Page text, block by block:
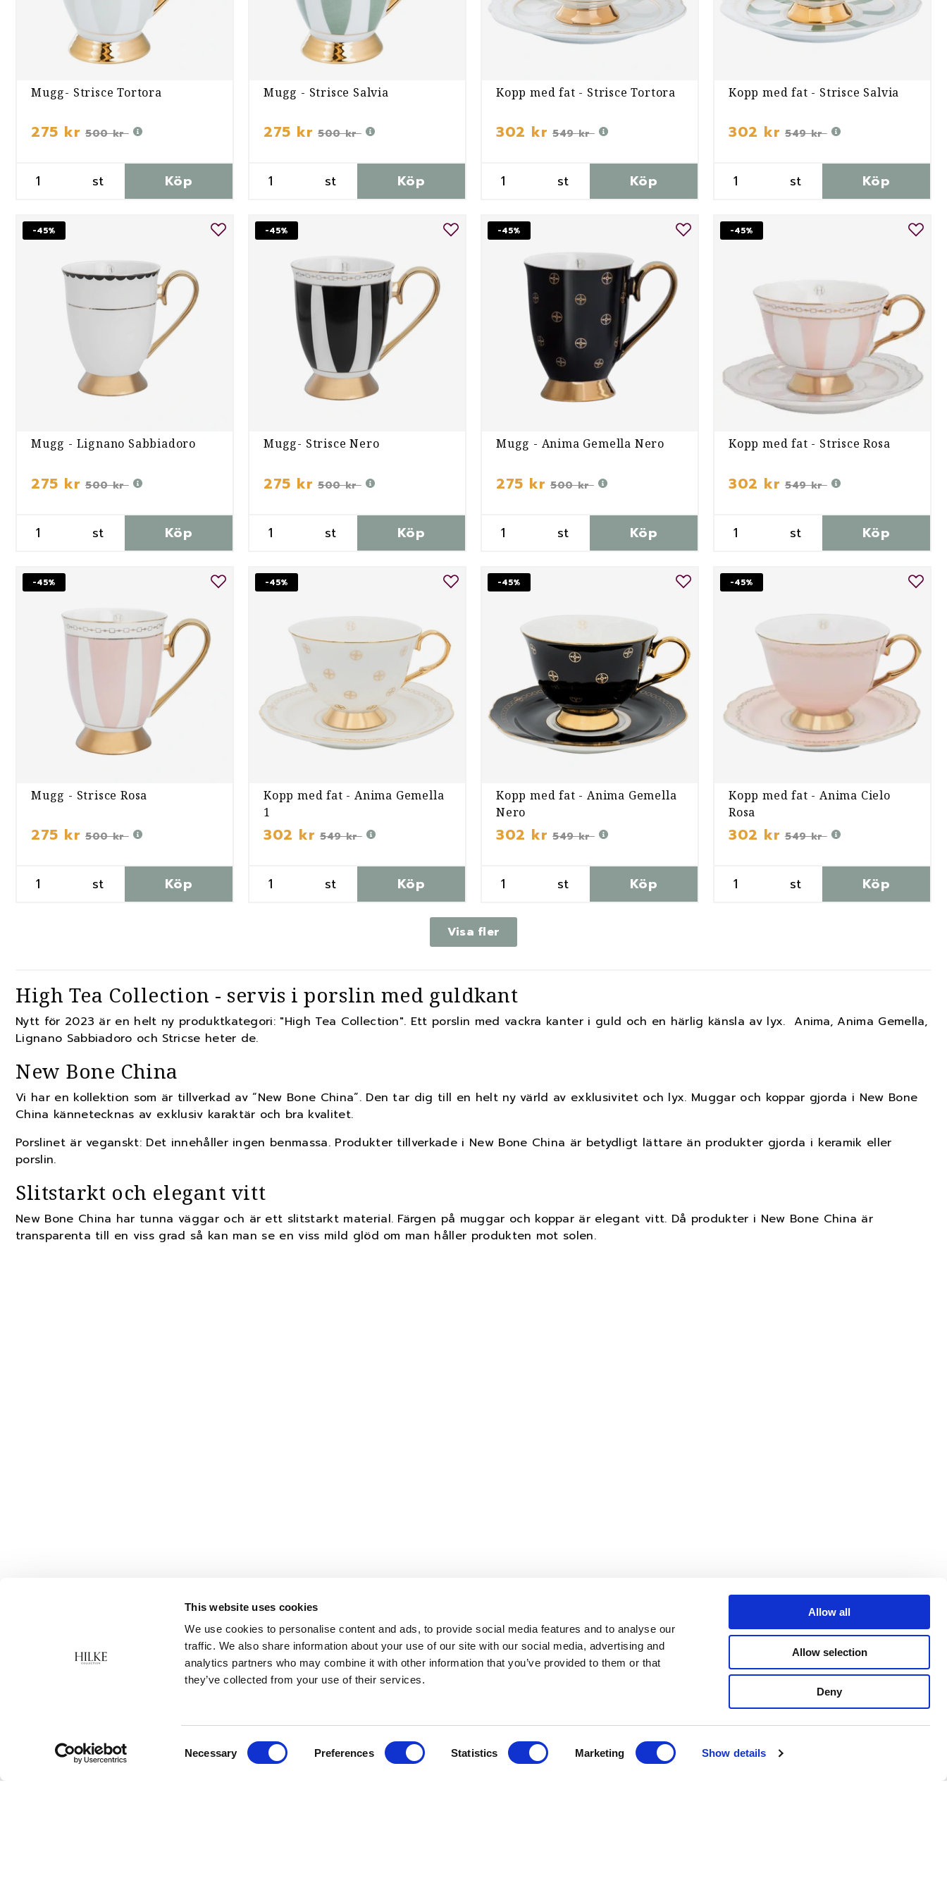
This website uses cookies
We use cookies to personalise content and ads, to provide social media features and to analyse our
traffic. We also share information about your use of our site with our social media, advertising and
analytics partners who may combine it with other information that you’ve provided to them or that
they’ve collected from your use of their services.
Selection
Necessary Preferences Statistics Marketing Show details
Allow all
Allow selection
Deny
Mugg- Strisce Tortora
275 kr 500 kr
st Köp
Mugg - Strisce Salvia
275 kr 500 kr
st Köp
Kopp med fat - Strisce Tortora
302 kr 549 kr
st Köp
Kopp med fat - Strisce Salvia
302 kr 549 kr
st Köp
-45%
Mugg - Lignano Sabbiadoro
275 kr 500 kr
st Köp
-45%
Mugg- Strisce Nero
275 kr 500 kr
st Köp
-45%
Mugg - Anima Gemella Nero
275 kr 500 kr
st Köp
-45%
Kopp med fat - Strisce Rosa
302 kr 549 kr
st Köp
-45%
Mugg - Strisce Rosa
275 kr 500 kr
st Köp
-45%
Kopp med fat - Anima Gemella
1
302 kr 549 kr
st Köp
-45%
Kopp med fat - Anima Gemella
Nero
302 kr 549 kr
st Köp
-45%
Kopp med fat - Anima Cielo
Rosa
302 kr 549 kr
st Köp
Visa fler
High Tea Collection - servis i porslin med guldkant
Nytt för 2023 är en helt ny produktkategori: "High Tea Collection". Ett porslin med vackra kanter i guld och en härlig känsla av lyx. Anima, Anima Gemella,
Lignano Sabbiadoro och Stricse heter de.
New Bone China
Vi har en kollektion som är tillverkad av “New Bone China”. Den tar dig till en helt ny värld av exklusivitet och lyx. Muggar och koppar gjorda i New Bone
China kännetecknas av exklusiv karaktär och bra kvalitet.
Porslinet är veganskt: Det innehåller ingen benmassa. Produkter tillverkade i New Bone China är betydligt lättare än produkter gjorda i keramik eller
porslin.
Slitstarkt och elegant vitt
New Bone China har tunna väggar och är ett slitstarkt material. Färgen på muggar och koppar är elegant vitt. Då produkter i New Bone China är
transparenta till en viss grad så kan man se en viss mild glöd om man håller produkten mot solen.